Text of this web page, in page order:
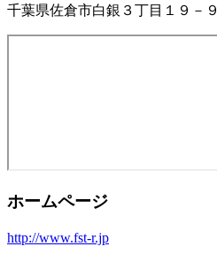
千葉県佐倉市白銀３丁目１９－９
ホームページ
http://www.fst-r.jp